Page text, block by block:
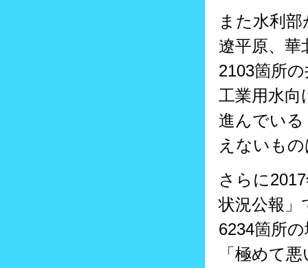
また水利
遼平原、華
2103箇所
工業用水向
進んでいる
えないも
さらに
状況公報」
6234箇所
「極めて